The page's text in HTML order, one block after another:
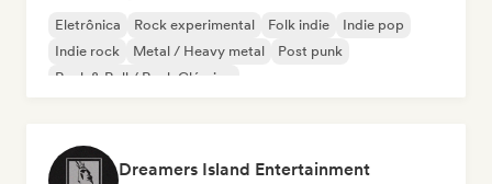
Eletrônica Rock experimental Folk indie
Indie pop
Indie rock
Metal / Heavy metal
Post punk
Rock & Roll / Rock Clássico
Dreamers Island Entertainment